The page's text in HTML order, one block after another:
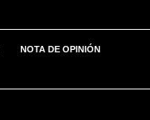
NOTA DE OPINIÓN